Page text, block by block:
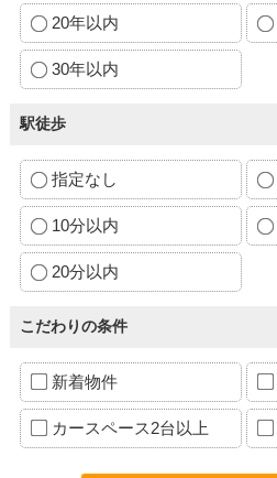
20年以内
30年以内
駅徒歩
指定なし
10分以内
20分以内
こだわりの条件
新着物件
カースペース2台以上